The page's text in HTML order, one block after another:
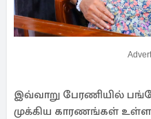
இவ்வாறு பேரணியில்
முக்கிய காரணங்கள்